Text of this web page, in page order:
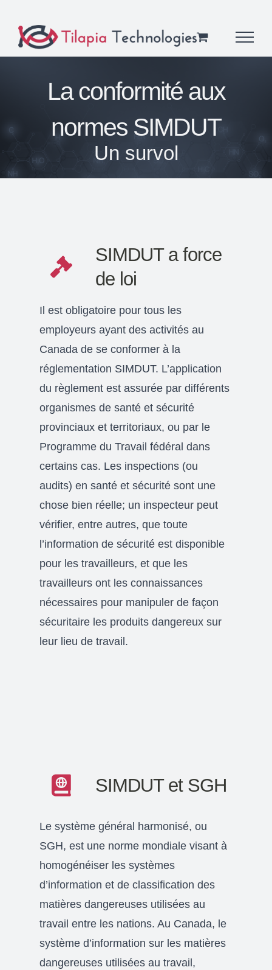
content
La conformité aux
normes SIMDUT
Un survol
SIMDUT a force
de loi
Il est obligatoire pour tous les
employeurs ayant des activités au
Canada de se conformer à la
réglementation SIMDUT. L’application
du règlement est assurée par différents
organismes de santé et sécurité
provinciaux et territoriaux, ou par le
Programme du Travail fédéral dans
certains cas. Les inspections (ou
audits) en santé et sécurité sont une
chose bien réelle; un inspecteur peut
vérifier, entre autres, que toute
l’information de sécurité est disponible
pour les travailleurs, et que les
travailleurs ont les connaissances
nécessaires pour manipuler de façon
sécuritaire les produits dangereux sur
leur lieu de travail.
SIMDUT et SGH
Le système général harmonisé, ou
SGH, est une norme mondiale visant à
homogénéiser les systèmes
d’information et de classification des
matières dangereuses utilisées au
travail entre les nations. Au Canada, le
système d’information sur les matières
dangereuses utilisées au travail,